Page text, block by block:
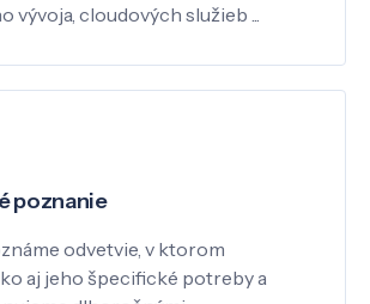
vývoja, cloudových služieb ...
poznanie
odvetvie, v ktorom
aj jeho špecifické potreby a